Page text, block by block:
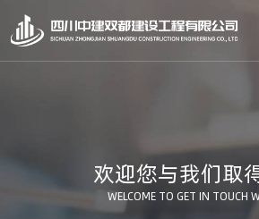
欢迎您与我们取
WELCOME TO GET IN TOUCH